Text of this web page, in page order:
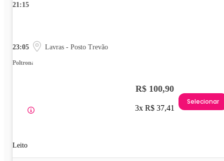
21:15
23:05 Lavras - Posto Trevão
Poltrona
Leito
R$ 100,90
3x R$ 37,41
Selecionar